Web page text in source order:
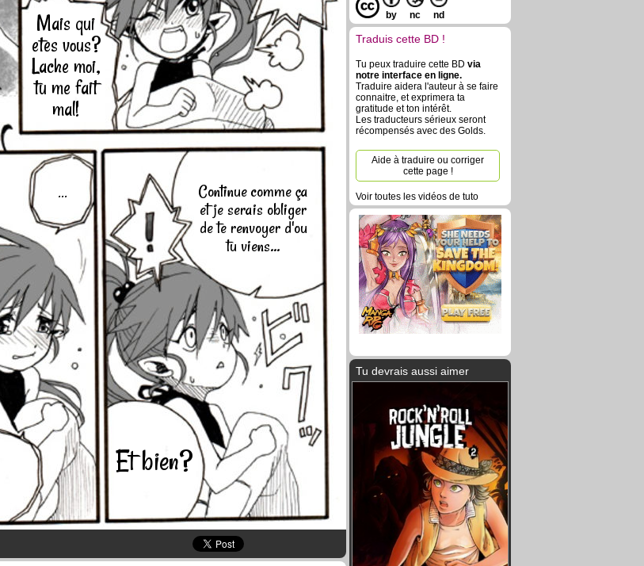
Mais qui
etes vous?
Lache moi,
tu me fait
mal!
Continue comme ça
et je serais obliger
de te renvoyer d'ou
tu viens...
Et bien?
...
by nc nd
Traduis cette BD !
Tu peux traduire cette BD via
notre interface en ligne.
Traduire aidera l'auteur à se faire
connaitre, et exprimera ta
gratitude et ton intérêt.
Les traducteurs sérieux seront
récompensés avec des Golds.
Aide à traduire ou corriger
cette page !
Voir toutes les vidéos de tuto
Tu devrais aussi aimer